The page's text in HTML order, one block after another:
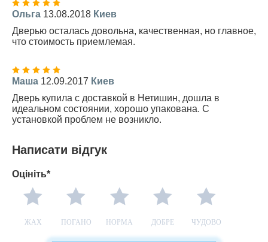
Ольга 13.08.2018 Киев
Дверью осталась довольна, качественная, но главное,
что стоимость приемлемая.
Маша 12.09.2017 Киев
Дверь купила с доставкой в Нетишин, дошла в
идеальном состоянии, хорошо упакована. С
установкой проблем не возникло.
Написати відгук
Оцініть*
ЖАХ ПОГАНО НОРМА ДОБРЕ ЧУДОВО